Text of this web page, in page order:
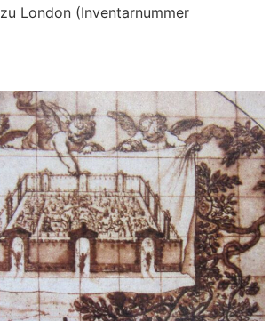
zu London (Inventarnummer